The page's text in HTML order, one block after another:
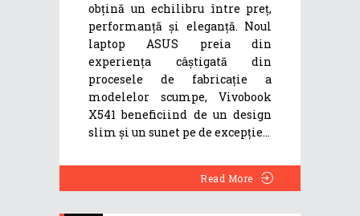
obțină un echilibru între preț,
performanță și eleganță. Noul
laptop ASUS preia din
experiența câștigată din
procesele de fabricație a
modelelor scumpe, Vivobook
X541 beneficiind de un design
slim și un sunet pe de excepție
Read More